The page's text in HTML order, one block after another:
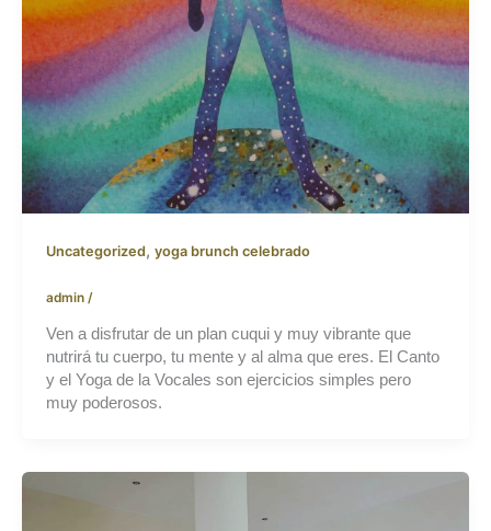
Uncategorized, yoga brunch celebrado
admin /
Ven a disfrutar de un plan cuqui y muy vibrante que
nutrirá tu cuerpo, tu mente y al alma que eres. El Canto
y el Yoga de la Vocales son ejercicios simples pero
muy poderosos.